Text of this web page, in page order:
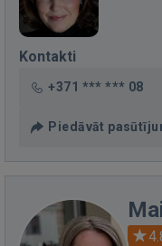
Kontakti
+371 *** *** 08
Piedāvāt